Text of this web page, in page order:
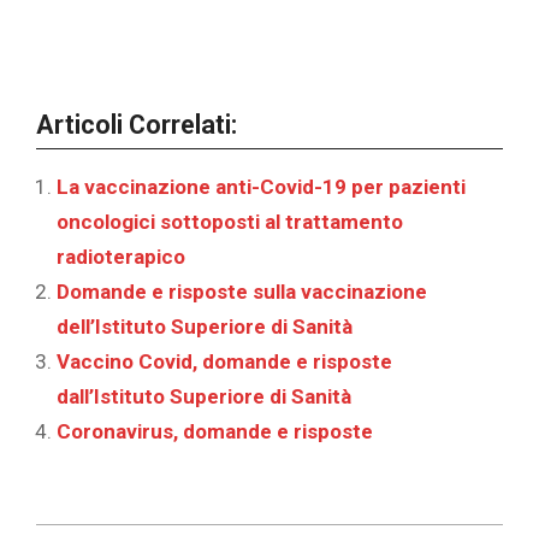
Articoli Correlati:
La vaccinazione anti-Covid-19 per pazienti
oncologici sottoposti al trattamento
radioterapico
Domande e risposte sulla vaccinazione
dell’Istituto Superiore di Sanità
Vaccino Covid, domande e risposte
dall’Istituto Superiore di Sanità
Coronavirus, domande e risposte